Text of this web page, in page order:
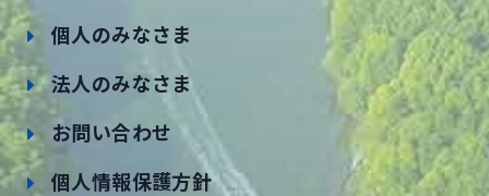
個人のみなさま
法人のみなさま
お問い合わせ
個人情報保護方針